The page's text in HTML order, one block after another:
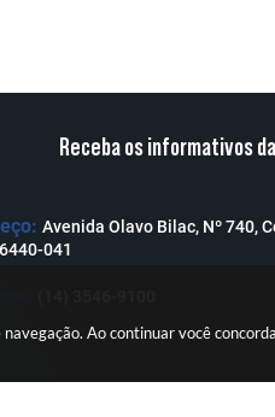
Ao continuar você
Receba os informativos
Avenida Olavo Bilac, Nº 740,
041